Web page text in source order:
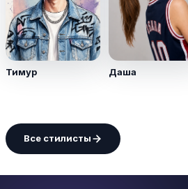
Тимур Даша
Все стилисты